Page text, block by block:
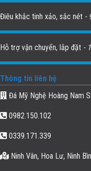
Điêu khắc tinh xảo, sắc nét -
Hỗ trợ vận chuyển, lắp đặt -
Thông tin liên hệ
Đá Mỹ Nghệ Hoàng Nam
0982.150.102
0339.171.339
Ninh Vân, Hoa Lư, Ninh